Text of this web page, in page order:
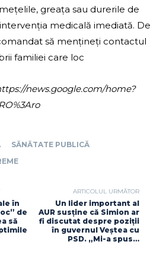
greața sau durerile de
medicală imediată. De
să mențineți contactul
familiei care loc
news.google.com/home?
SĂNĂTATE PUBLICĂ
în
de
să
ARTICOLUL URMĂTOR
Un lider important al
AUR susține că Simion ar
fi discutat despre poziții
în guvernul Veștea cu
PSD. „Mi-a spus…